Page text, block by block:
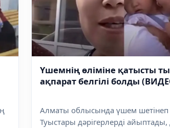
Үшемнің өліміне қатысты
ақпарат белгілі болды
Алматы облысында үшем шетінеп
Туыстары дәрігерлерді айыптады,